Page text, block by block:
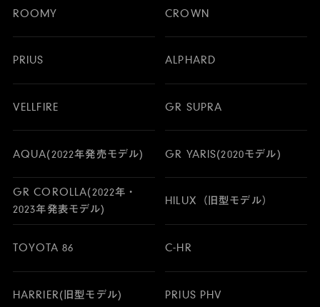
ROOMY CROWN
PRIUS ALPHARD
VELLFIRE GR SUPRA
AQUA(2022年発売モデル) GR YARIS(2020モデル)
GR COROLLA(2022年・
2023年発表モデル)
HILUX（旧型モデル）
TOYOTA 86 C-HR
HARRIER(旧型モデル) PRIUS PHV